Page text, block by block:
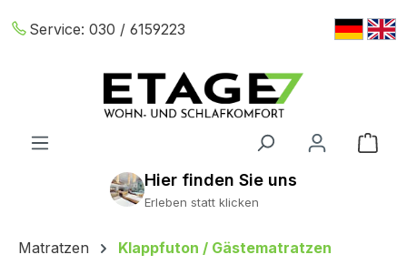
Zum Hauptinhalt springen
Service: 030 / 6159223
Erleben statt klicken
Matratzen Klappfuton / Gästematratzen